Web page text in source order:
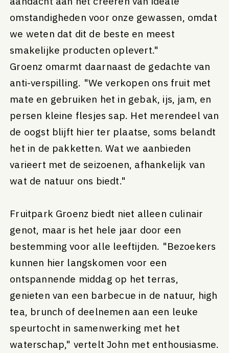
omstandigheden voor onze gewassen, omdat
we weten dat dit de beste en meest
smakelijke producten oplevert."
Groenz omarmt daarnaast de gedachte van
anti-verspilling. "We verkopen ons fruit met
mate en gebruiken het in gebak, ijs, jam, en
persen kleine flesjes sap. Het merendeel van
de oogst blijft hier ter plaatse, soms belandt
het in de pakketten. Wat we aanbieden
varieert met de seizoenen, afhankelijk van
wat de natuur ons biedt."
Fruitpark Groenz biedt niet alleen culinair
genot, maar is het hele jaar door een
bestemming voor alle leeftijden. "Bezoekers
kunnen hier langskomen voor een
ontspannende middag op het terras,
genieten van een barbecue in de natuur, high
tea, brunch of deelnemen aan een leuke
speurtocht in samenwerking met het
waterschap," vertelt John met enthousiasme.